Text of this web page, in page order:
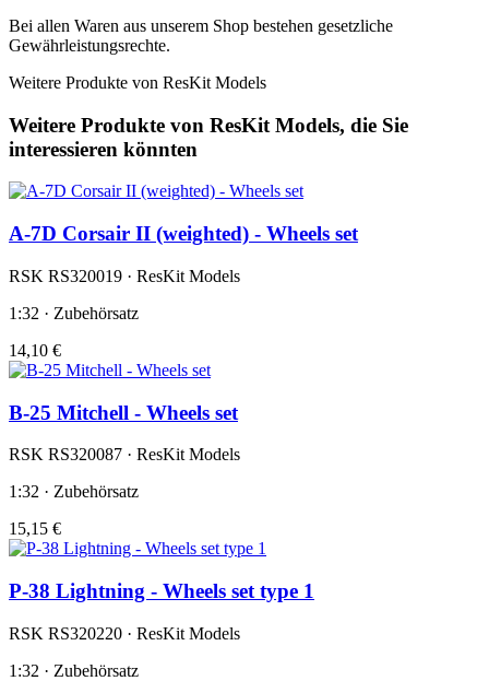
Bei allen Waren aus unserem Shop bestehen gesetzliche
Gewährleistungsrechte.
Weitere Produkte von ResKit Models
Weitere Produkte von ResKit Models, die Sie
interessieren könnten
A-7D Corsair II (weighted) - Wheels set
RSK RS320019 · ResKit Models
1:32 · Zubehörsatz
14,10 €
B-25 Mitchell - Wheels set
RSK RS320087 · ResKit Models
1:32 · Zubehörsatz
15,15 €
P-38 Lightning - Wheels set type 1
RSK RS320220 · ResKit Models
1:32 · Zubehörsatz